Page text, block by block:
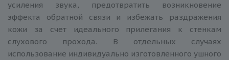
усиления звука, предотвратить возникновение
эффекта обратной связи и избежать раздражения
кожи за счет идеального прилегания к стенкам
слухового прохода. В отдельных случаях
использование индивидуально изготовленного ушного